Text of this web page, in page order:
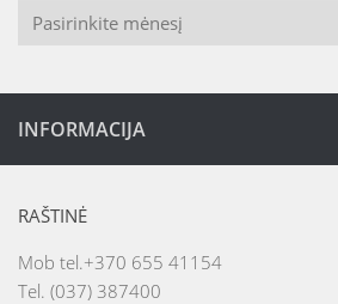
Archyvai
INFORMACIJA
RAŠTINĖ
Mob tel.+370 655 41154
Tel. (037) 387400